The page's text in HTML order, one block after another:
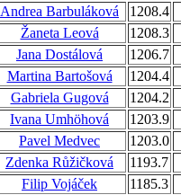
Andrea Barbuláková
1208.4
Žaneta Leová
1208.3
Jana Dostálová
1206.7
Martina Bartošová
1204.4
Gabriela Gugová
1204.2
Ivana Umhöhová
1203.9
Pavel Medvec
1203.0
Zdenka Růžičková
1193.7
Filip Vojáček
1185.3